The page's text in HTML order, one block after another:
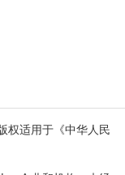
权适用于《中华人民